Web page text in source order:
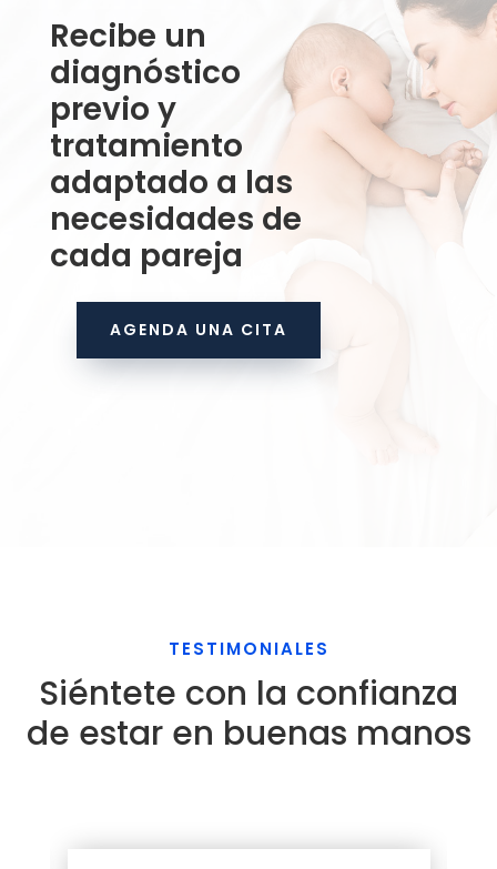
Recibe un
diagnóstico
previo y
tratamiento
adaptado a las
necesidades de
cada pareja
AGENDA UNA CITA
TESTIMONIALES
Siéntete con la confianza
de estar en buenas manos